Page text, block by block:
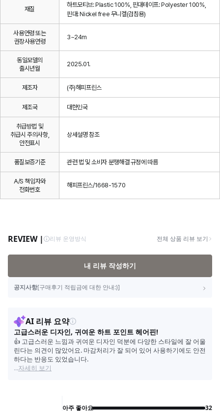
재질
하트모티브: Plastic 100%, 핀대테이프: Polyester 100%,
핀대: Nickel free 무니켈(검침용)
사용연령 또는
권장사용연령
3~24m
동일모델의
출시년월
2025.01.
제조자 (주)해피프린스
제조국 대한민국
취급방법 및
취급시 주의사항,
안전표시
상세설명 참조
품질보증기준 관련 법 및 소비자 분쟁해결 규정에 따름
A/S 책임자와
전화번호
해피프린스/1668-1570